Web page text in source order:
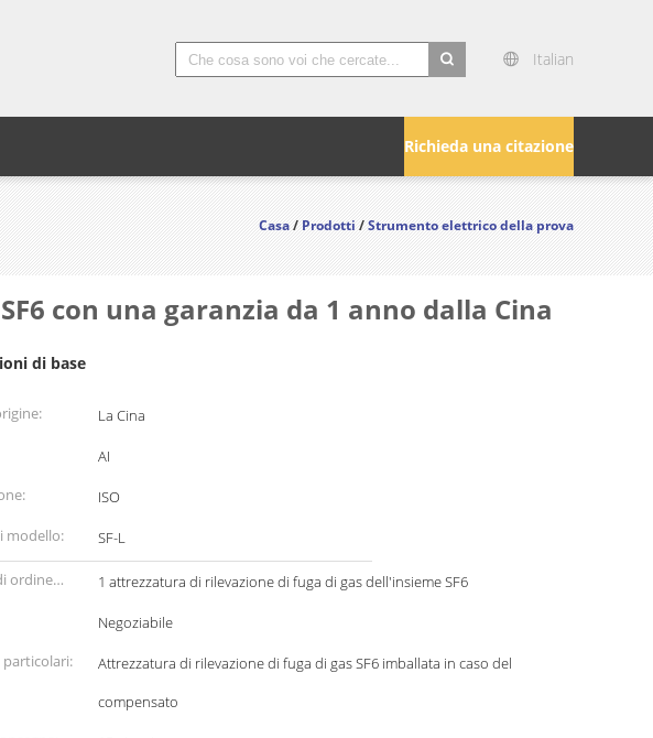
Italian
Richieda una citazione
Casa/Prodotti/Strumento elettrico della prova
con una garanzia da 1 anno dalla Cina
di base
La Cina
AI
ISO
modello:
SF-L
ordine
1 attrezzatura di rilevazione di fuga di gas dell'insieme SF6
Negoziabile
particolari:
Attrezzatura di rilevazione di fuga di gas SF6 imballata in caso del
compensato